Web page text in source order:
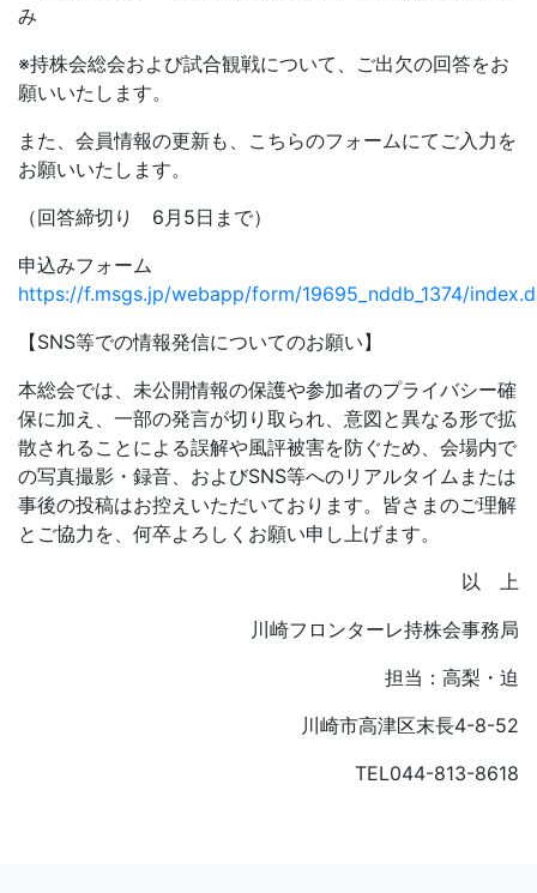
み
※持株会総会および試合観戦について、ご出欠の回答をお
願いいたします。
また、会員情報の更新も、こちらのフォームにてご入力を
お願いいたします。
（回答締切り 6月5日まで）
申込みフォーム
https://f.msgs.jp/webapp/form/19695_nddb_1374/
【SNS等での情報発信についてのお願い】
本総会では、未公開情報の保護や参加者のプライバシー確
保に加え、一部の発言が切り取られ、意図と異なる形で拡
散されることによる誤解や風評被害を防ぐため、会場内で
の写真撮影・録音、およびSNS等へのリアルタイムまたは
事後の投稿はお控えいただいております。皆さまのご理解
とご協力を、何卒よろしくお願い申し上げます。
以 上
川崎フロンターレ持株会事務局
担当：高梨・迫
川崎市高津区末長4-8-52
TEL044-813-8618